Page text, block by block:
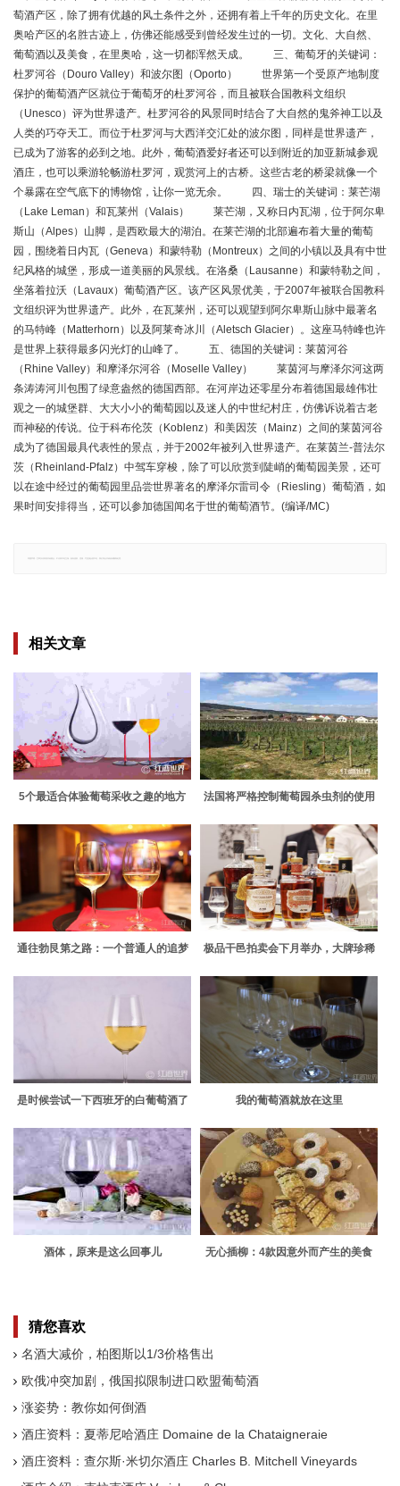
萄酒产区，除了拥有优越的风土条件之外，还拥有着上千年的历史文化。在里
奥哈产区的名胜古迹上，仿佛还能感受到曾经发生过的一切。文化、大自然、
葡萄酒以及美食，在里奥哈，这一切都浑然天成。 三、葡萄牙的关键词：
杜罗河谷（Douro Valley）和波尔图（Oporto） 世界第一个受原产地制度
保护的葡萄酒产区就位于葡萄牙的杜罗河谷，而且被联合国教科文组织
（Unesco）评为世界遗产。杜罗河谷的风景同时结合了大自然的鬼斧神工以及
人类的巧夺天工。而位于杜罗河与大西洋交汇处的波尔图，同样是世界遗产，
已成为了游客的必到之地。此外，葡萄酒爱好者还可以到附近的加亚新城参观
酒庄，也可以乘游轮畅游杜罗河，观赏河上的古桥。这些古老的桥梁就像一个
个暴露在空气底下的博物馆，让你一览无余。 四、瑞士的关键词：莱芒湖
（Lake Leman）和瓦莱州（Valais） 莱芒湖，又称日内瓦湖，位于阿尔卑
斯山（Alpes）山脚，是西欧最大的湖泊。在莱芒湖的北部遍布着大量的葡萄
园，围绕着日内瓦（Geneva）和蒙特勒（Montreux）之间的小镇以及具有中世
纪风格的城堡，形成一道美丽的风景线。在洛桑（Lausanne）和蒙特勒之间，
坐落着拉沃（Lavaux）葡萄酒产区。该产区风景优美，于2007年被联合国教科
文组织评为世界遗产。此外，在瓦莱州，还可以观望到阿尔卑斯山脉中最著名
的马特峰（Matterhorn）以及阿莱奇冰川（Aletsch Glacier）。这座马特峰也许
是世界上获得最多闪光灯的山峰了。 五、德国的关键词：莱茵河谷
（Rhine Valley）和摩泽尔河谷（Moselle Valley） 莱茵河与摩泽尔河这两
条涛涛河川包围了绿意盎然的德国西部。在河岸边还零星分布着德国最雄伟壮
观之一的城堡群、大大小小的葡萄园以及迷人的中世纪村庄，仿佛诉说着古老
而神秘的传说。位于科布伦茨（Koblenz）和美因茨（Mainz）之间的莱茵河谷
成为了德国最具代表性的景点，并于2002年被列入世界遗产。在莱茵兰-普法尔
茨（Rheinland-Pfalz）中驾车穿梭，除了可以欣赏到陡峭的葡萄园美景，还可
以在途中经过的葡萄园里品尝世界著名的摩泽尔雷司令（Riesling）葡萄酒，如
果时间安排得当，还可以参加德国闻名于世的葡萄酒节。(编译/MC)
郑重声明：文章仅代表原作者观点，不代表本站立场；如有侵权、违规，可直接反馈本站，我们将会作修改或删除处理。
相关文章
5个最适合体验葡萄采收之趣的地方 法国将严格控制葡萄园杀虫剂的使用
通往勃艮第之路：一个普通人的追梦
极品干邑拍卖会下月举办，大牌珍稀
是时候尝试一下西班牙的白葡萄酒了 我的葡萄酒就放在这里
酒体，原来是这么回事儿 无心插柳：4款因意外而产生的美食
猜您喜欢
名酒大减价，柏图斯以1/3价格售出
欧俄冲突加剧，俄国拟限制进口欧盟葡萄酒
涨姿势：教你如何倒酒
酒庄资料：夏蒂尼哈酒庄 Domaine de la Chataigneraie
酒庄资料：查尔斯·米切尔酒庄 Charles B. Mitchell Vineyards